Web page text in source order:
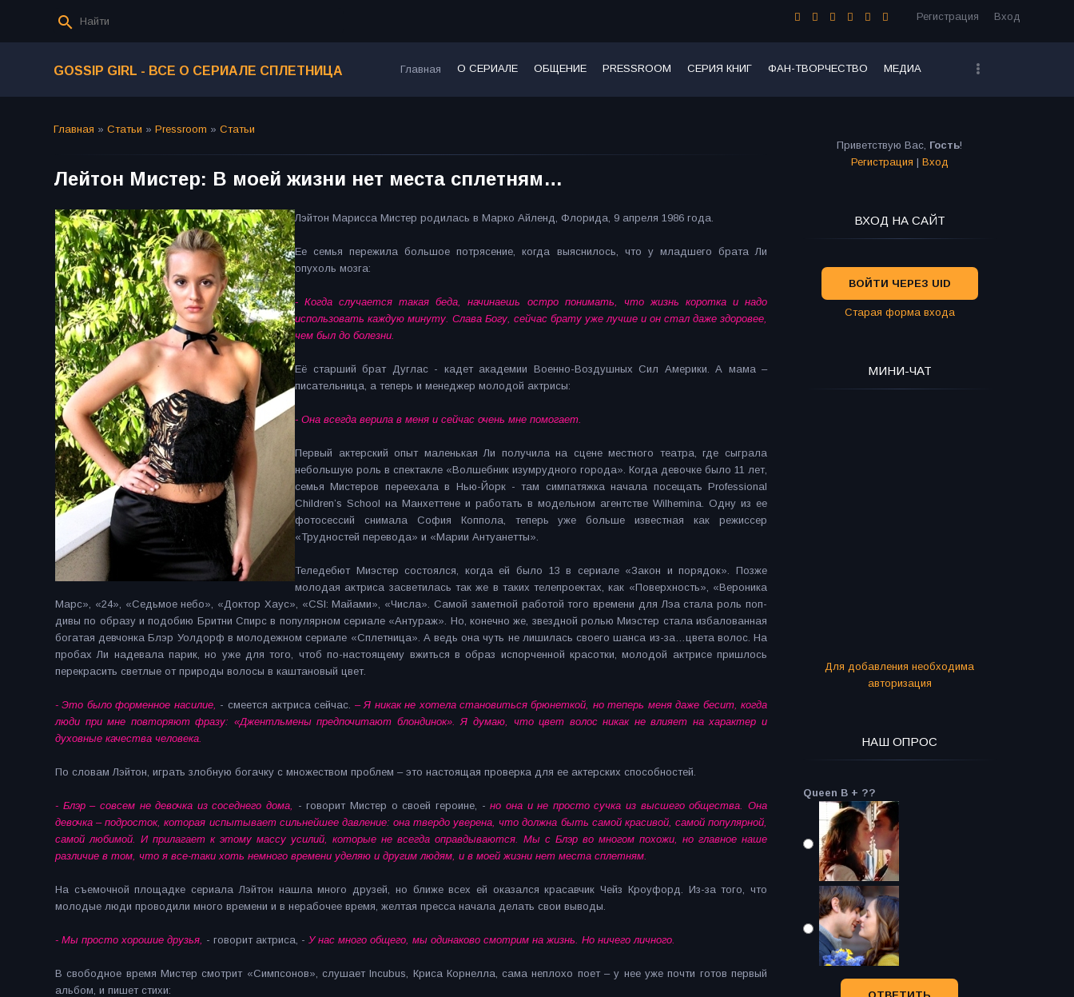
Регистрация Вход
GOSSIP GIRL - ВСЕ О СЕРИАЛЕ СПЛЕТНИЦА Главная О СЕРИАЛЕ ОБЩЕНИЕ PRESSROOM СЕРИЯ КНИГ ФАН-ТВОРЧЕСТВО МЕДИА
Главная » Статьи » Pressroom » Статьи
Лейтон Мистер: В моей жизни нет места сплетням…
Лэйтон Марисса Мистер родилась в Марко Айленд, Флорида, 9 апреля 1986 года.
Ее семья пережила большое потрясение, когда выяснилось, что у младшего брата Ли
опухоль мозга:
- Когда случается такая беда, начинаешь остро понимать, что жизнь коротка и надо
использовать каждую минуту. Слава Богу, сейчас брату уже лучше и он стал даже здоровее,
чем был до болезни.
Её старший брат Дуглас - кадет академии Военно-Воздушных Сил Америки. А мама –
писательница, а теперь и менеджер молодой актрисы:
- Она всегда верила в меня и сейчас очень мне помогает.
Первый актерский опыт маленькая Ли получила на сцене местного театра, где сыграла
небольшую роль в спектакле «Волшебник изумрудного города». Когда девочке было 11 лет,
семья Мистеров переехала в Нью-Йорк - там симпатяжка начала посещать Professional
Children’s School на Манхеттене и работать в модельном агентстве Wilhemina. Одну из ее
фотосессий снимала София Коппола, теперь уже больше известная как режиссер
«Трудностей перевода» и «Марии Антуанетты».
Теледебют Миэстер состоялся, когда ей было 13 в сериале «Закон и порядок». Позже
молодая актриса засветилась так же в таких телепроектах, как «Поверхность», «Вероника
Марс», «24», «Седьмое небо», «Доктор Хаус», «CSI: Майами», «Числа». Самой заметной работой того времени для Лэа стала роль поп-
дивы по образу и подобию Бритни Спирс в популярном сериале «Антураж». Но, конечно же, звездной ролью Миэстер стала избалованная
богатая девчонка Блэр Уолдорф в молодежном сериале «Сплетница». А ведь она чуть не лишилась своего шанса из-за…цвета волос. На
пробах Ли надевала парик, но уже для того, чтоб по-настоящему вжиться в образ испорченной красотки, молодой актрисе пришлось
перекрасить светлые от природы волосы в каштановый цвет.
- Это было форменное насилие, - смеется актриса сейчас. – Я никак не хотела становиться брюнеткой, но теперь меня даже бесит, когда
люди при мне повторяют фразу: «Джентльмены предпочитают блондинок». Я думаю, что цвет волос никак не влияет на характер и
духовные качества человека.
По словам Лэйтон, играть злобную богачку с множеством проблем – это настоящая проверка для ее актерских способностей.
- Блэр – совсем не девочка из соседнего дома, - говорит Мистер о своей героине, -но она и не просто сучка из высшего общества. Она
девочка – подросток, которая испытывает сильнейшее давление: она твердо уверена, что должна быть самой красивой, самой популярной,
самой любимой. И прилагает к этому массу усилий, которые не всегда оправдываются. Мы с Блэр во многом похожи, но главное наше
различие в том, что я все-таки хоть немного времени уделяю и другим людям, и в моей жизни нет места сплетням.
На съемочной площадке сериала Лэйтон нашла много друзей, но ближе всех ей оказался красавчик Чейз Кроуфорд. Из-за того, что
молодые люди проводили много времени и в нерабочее время, желтая пресса начала делать свои выводы.
- Мы просто хорошие друзья, - говорит актриса, - У нас много общего, мы одинаково смотрим на жизнь. Но ничего личного.
В свободное время Мистер смотрит «Симпсонов», слушает Incubus, Криса Корнелла, сама неплохо поет – у нее уже почти готов первый
альбом, и пишет стихи:
Приветствую Вас, Гость!
Регистрация | Вход
ВХОД НА САЙТ
ВОЙТИ ЧЕРЕЗ UID
Старая форма входа
МИНИ-ЧАТ
Для добавления необходима
авторизация
НАШ ОПРОС
Queen B + ??